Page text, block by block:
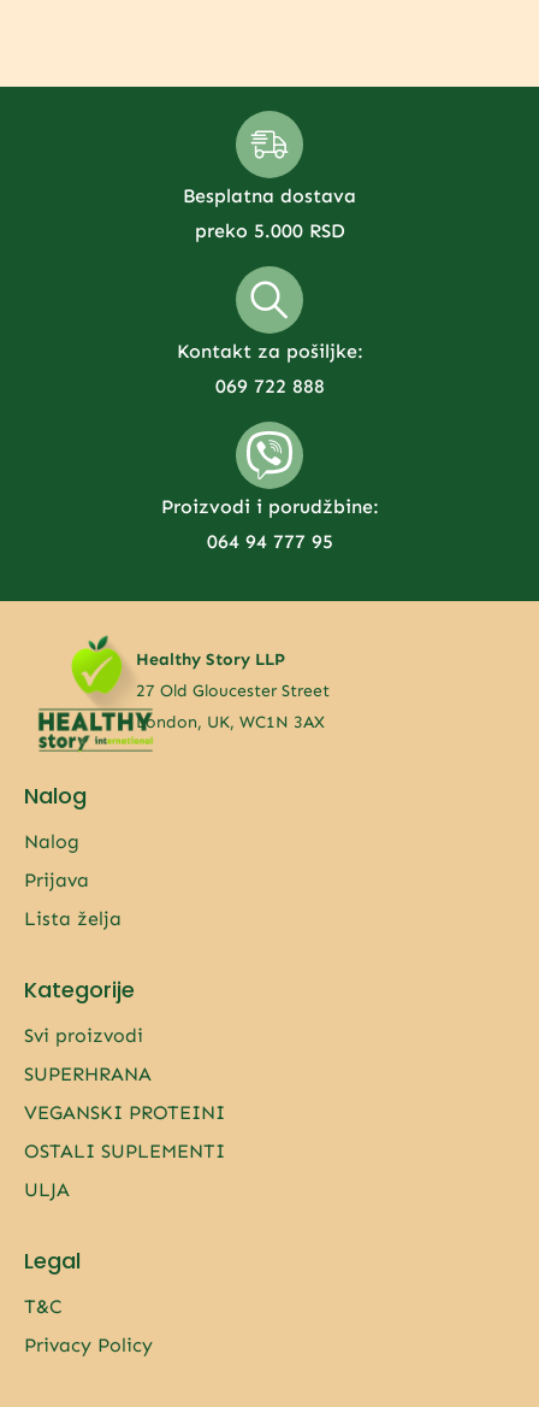
Besplatna dostava
preko 5.000 RSD
Kontakt za pošiljke:
069 722 888
Proizvodi i porudžbine:
064 94 777 95
Healthy Story LLP
27 Old Gloucester Street
London, UK, WC1N 3AX
Nalog
Nalog
Prijava
Lista želja
Kategorije
Svi proizvodi
SUPERHRANA
VEGANSKI PROTEINI
OSTALI SUPLEMENTI
ULJA
Legal
T&C
Privacy Policy